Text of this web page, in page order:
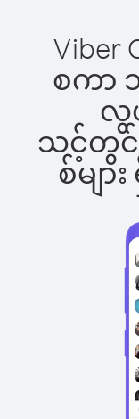
Viber
စကာ
လွ
သင့်တွင်
စ်မျ